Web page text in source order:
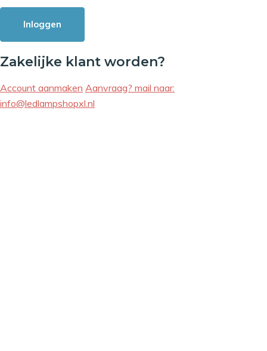
Inloggen
Zakelijke klant worden?
Account aanmaken Aanvraag? mail naar:
info@ledlampshopxl.nl